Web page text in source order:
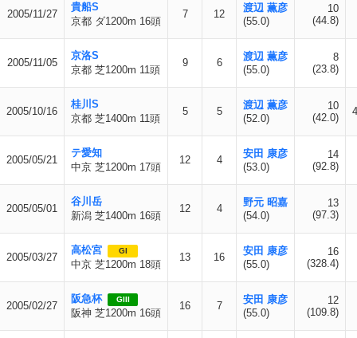
2005/11/27
貴船S
京都 ダ1200m 16頭
7 12
渡辺 薫彦
(55.0)
10
(44.8)
2005/11/05
京洛S
京都 芝1200m 11頭
9 6
渡辺 薫彦
(55.0)
8
(23.8)
2005/10/16
桂川S
京都 芝1400m 11頭
5 5
渡辺 薫彦
(52.0)
10
(42.0)
2005/05/21
テ愛知
中京 芝1200m 17頭
12 4
安田 康彦
(53.0)
14
(92.8)
2005/05/01
谷川岳
新潟 芝1400m 16頭
12 4
野元 昭嘉
(54.0)
13
(97.3)
2005/03/27
高松宮 GI
中京 芝1200m 18頭
13 16
安田 康彦
(55.0)
16
(328.4)
2005/02/27
阪急杯 GIII
阪神 芝1200m 16頭
16 7
安田 康彦
(55.0)
12
(109.8)